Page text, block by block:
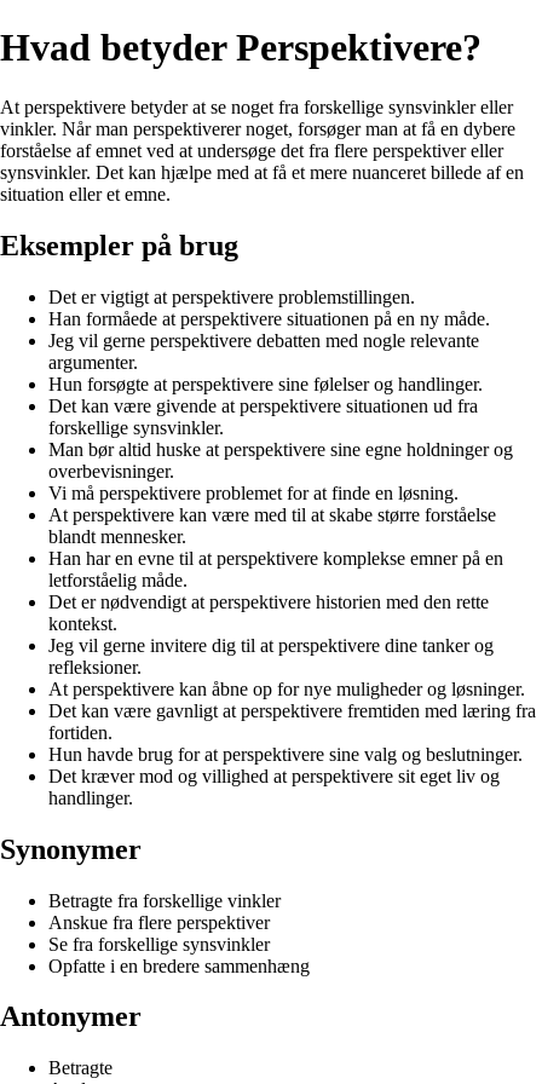
Hvad betyder Perspektivere?
At perspektivere betyder at se noget fra forskellige synsvinkler eller
vinkler. Når man perspektiverer noget, forsøger man at få en dybere
forståelse af emnet ved at undersøge det fra flere perspektiver eller
synsvinkler. Det kan hjælpe med at få et mere nuanceret billede af en
situation eller et emne.
Eksempler på brug
Det er vigtigt at perspektivere problemstillingen.
Han formåede at perspektivere situationen på en ny måde.
Jeg vil gerne perspektivere debatten med nogle relevante
argumenter.
Hun forsøgte at perspektivere sine følelser og handlinger.
Det kan være givende at perspektivere situationen ud fra
forskellige synsvinkler.
Man bør altid huske at perspektivere sine egne holdninger og
overbevisninger.
Vi må perspektivere problemet for at finde en løsning.
At perspektivere kan være med til at skabe større forståelse
blandt mennesker.
Han har en evne til at perspektivere komplekse emner på en
letforståelig måde.
Det er nødvendigt at perspektivere historien med den rette
kontekst.
Jeg vil gerne invitere dig til at perspektivere dine tanker og
refleksioner.
At perspektivere kan åbne op for nye muligheder og løsninger.
Det kan være gavnligt at perspektivere fremtiden med læring fra
fortiden.
Hun havde brug for at perspektivere sine valg og beslutninger.
Det kræver mod og villighed at perspektivere sit eget liv og
handlinger.
Synonymer
Betragte fra forskellige vinkler
Anskue fra flere perspektiver
Se fra forskellige synsvinkler
Opfatte i en bredere sammenhæng
Antonymer
Betragte